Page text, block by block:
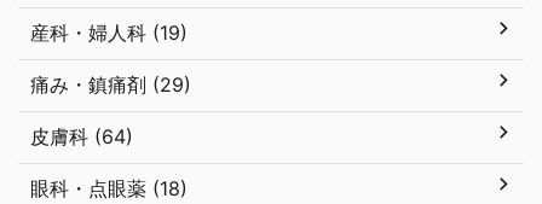
産科・婦人科 (19)
痛み・鎮痛剤 (29)
皮膚科 (64)
眼科・点眼薬 (18)